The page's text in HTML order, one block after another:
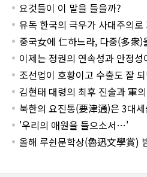
요것들이 이 말을 들을까?
유독 한국의 극우가 사대주의로
중국女에 仁하느라, 다중(多衆)
이제는 정권의 연속성과 안정
조선업이 호황이고 수출도 잘
김현태 대령의 최후 진술과 軍
북한의 요진통(要津通)은 3대
'우리의 애원을 들으소서…'
올해 루쉰문학상(魯迅文學賞)